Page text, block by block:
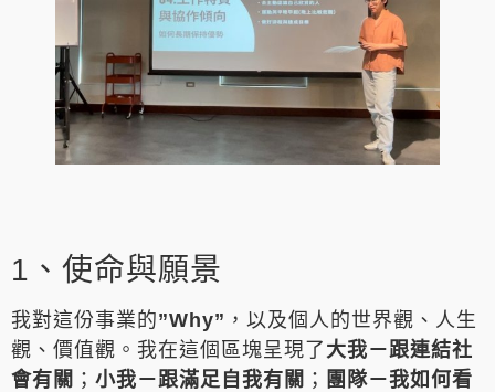
1、使命與願景
我對這份事業的”Why” ，以及個人的世界觀、人生
觀、價值觀。我在這個區塊呈現了 大我－跟連結社
會有關 ； 小我－跟滿足自我有關 ； 團隊－我如何看